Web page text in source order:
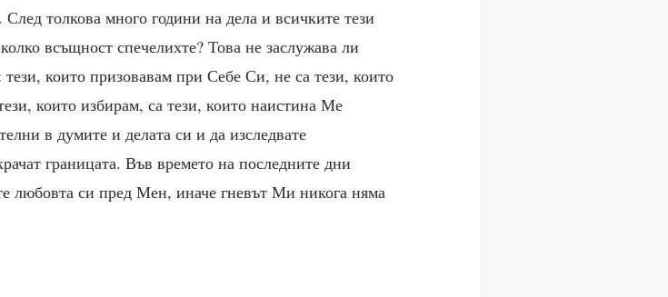
толкова много години на дела и всичките тези
всъщност спечелихте? Това не заслужава ли
които призовавам при Себе Си, не са тези, които
които избирам, са тези, които наистина Ме
в думите и делата си и да изследвате
границата. Във времето на последните дни
любовта си пред Мен, иначе гневът Ми никога няма